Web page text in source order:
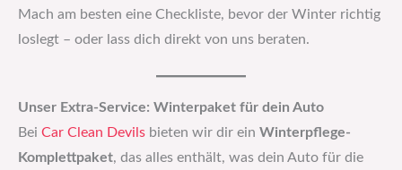
Mach am besten eine Checkliste, bevor der Winter richtig
loslegt – oder lass dich direkt von uns beraten.
Unser Extra-Service: Winterpaket für dein Auto
Bei Car Clean Devils bieten wir dir ein Winterpflege-
Komplettpaket, das alles enthält, was dein Auto für die